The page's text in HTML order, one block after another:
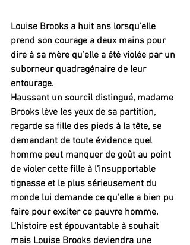
Louise Brooks a huit ans lorsqu’elle
prend son courage a deux mains pour
dire à sa mère qu’elle a été violée par un
suborneur quadragénaire de leur
entourage.
Haussant un sourcil distingué, madame
Brooks lève les yeux de sa partition,
regarde sa fille des pieds à la tête, se
demandant de toute évidence quel
homme peut manquer de goût au point
de violer cette fille à l’insupportable
tignasse et le plus sérieusement du
monde lui demande ce qu’elle a bien pu
faire pour exciter ce pauvre homme.
L’histoire est épouvantable à souhait
mais Louise Brooks deviendra une